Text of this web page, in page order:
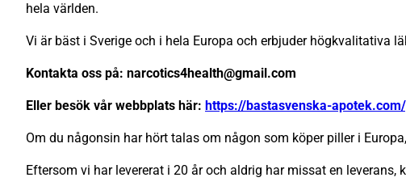
hela världen.
Vi är bäst i Sverige och i hela Europa och erbjuder högkvalitativa
Kontakta oss på: narcotics4health@gmail.com
Eller besök vår webbplats här: https://bastasvenska-
Om du någonsin har hört talas om någon som köper piller i
Eftersom vi har levererat i 20 år och aldrig har missat en